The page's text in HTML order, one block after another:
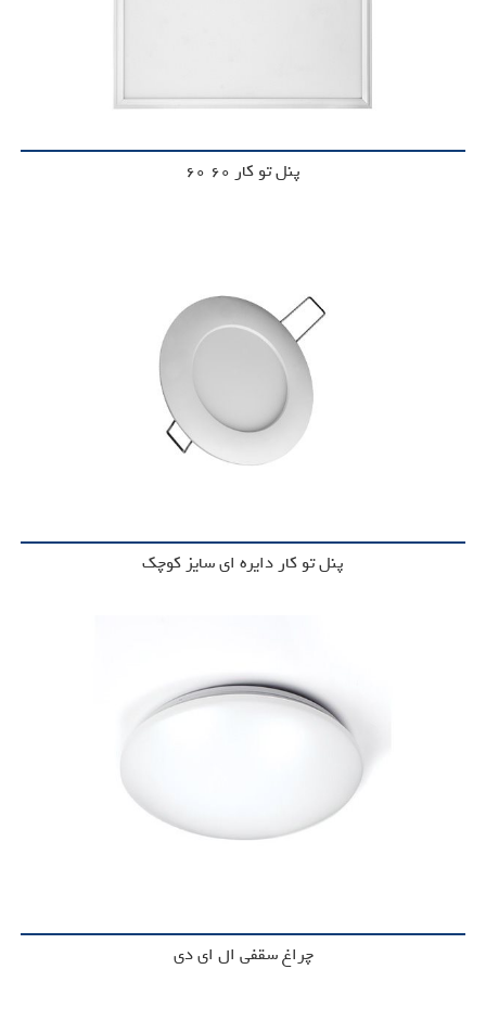
پنل تو کار 60*60
پنل تو کار دایره ای سایز کوچک
چراغ سقفی ال ای دی